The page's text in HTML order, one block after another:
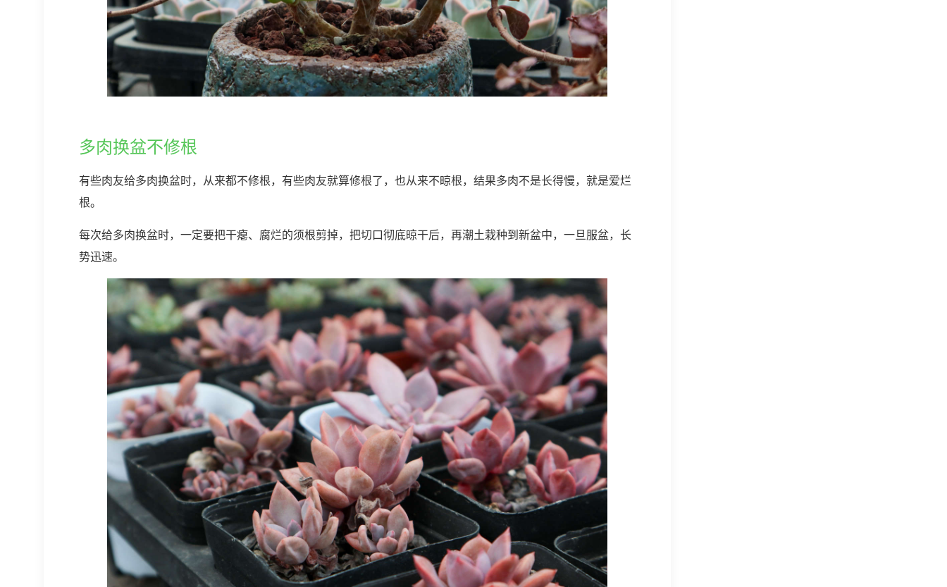
多肉换盆不修根
有些肉友给多肉换盆时，从来都不修根，有些肉友就算修根了，也从来不晾根，结果多肉不是长得慢，就是爱烂
根。
每次给多肉换盆时，一定要把干瘪、腐烂的须根剪掉，把切口彻底晾干后，再潮土栽种到新盆中，一旦服盆，长
势迅速。